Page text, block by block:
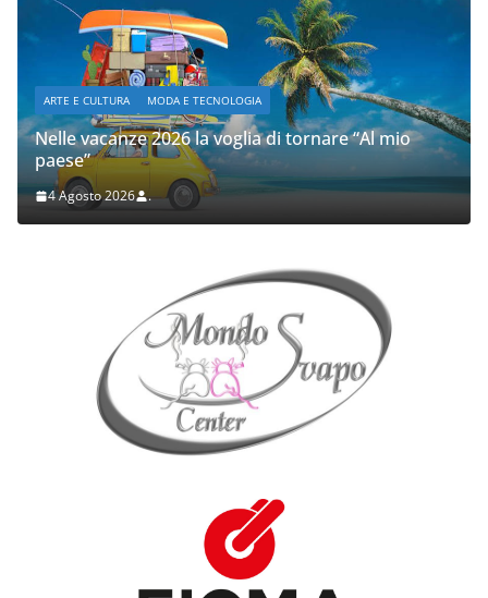
ARTE E CULTURA MODA E TECNOLOGIA
Nelle vacanze 2026 la voglia di tornare “Al mio
paese”
4 Agosto 2026 .